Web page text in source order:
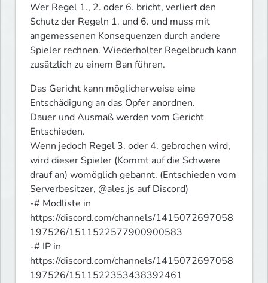
Wer Regel 1., 2. oder 6. bricht, verliert den
Schutz der Regeln 1. und 6. und muss mit
angemessenen Konsequenzen durch andere
Spieler rechnen. Wiederholter Regelbruch kann
zusätzlich zu einem Ban führen.
Das Gericht kann möglicherweise eine
Entschädigung an das Opfer anordnen.
Dauer und Ausmaß werden vom Gericht
Entschieden.
Wenn jedoch Regel 3. oder 4. gebrochen wird,
wird dieser Spieler (Kommt auf die Schwere
drauf an) womöglich gebannt. (Entschieden vom
Serverbesitzer, @ales.js auf Discord)
-# Modliste in
https://discord.com/channels/1415072697058
197526/1511522577900900583
-# IP in
https://discord.com/channels/1415072697058
197526/1511522353438392461